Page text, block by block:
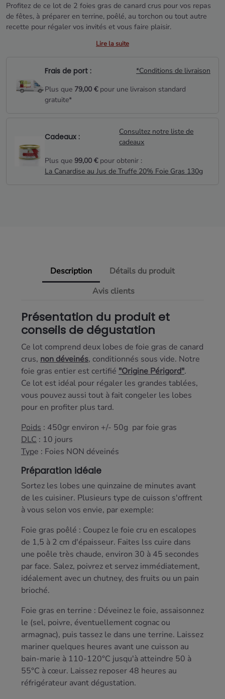
Profitez de ce lot de 2 foies gras de canard crus pour vos repas
de fêtes, à préparer en terrine, poêlé, au torchon ou tout autre
recette pour régaler vos invités et vous faire plaisir.
Lire la suite
Frais de port :
*Conditions de livraison
Plus que 79,00 €pour une livraison standard
gratuite*
Cadeaux :
Consultez notre liste de
cadeaux
Plus que 99,00 €pour obtenir :
La Canardise au Jus de Truffe 20% Foie Gras 130g
Description
Détails du produit
Avis clients
Présentation du produit et
conseils de dégustation
Ce lot comprend deux lobes de foie gras de canard
crus, non déveinés, conditionnés sous vide. Notre
foie gras entier est certifié "Origine Périgord".
Ce lot est idéal pour régaler les grandes tablées,
vous pouvez aussi tout à fait congeler les lobes
pour en profiter plus tard.
Poids : 450gr environ +/- 50g par foie gras
DLC : 10 jours
Type : Foies NON déveinés
Préparation idéale
Sortez les lobes une quinzaine de minutes avant
de les cuisiner. Plusieurs type de cuisson s'offrent
à vous selon vos envie, par exemple:
Foie gras poêlé : Coupez le foie cru en escalopes
de 1,5 à 2 cm d'épaisseur. Faites lss cuire dans
une poêle très chaude, environ 30 à 45 secondes
par face. Salez, poivrez et servez immédiatement,
idéalement avec un chutney, des fruits ou un pain
brioché.
Foie gras en terrine : Déveinez le foie, assaisonnez
le (sel, poivre, éventuellement cognac ou
armagnac), puis tassez le dans une terrine. Laissez
mariner quelques heures avant une cuisson au
bain-marie à 110-120°C jusqu'à atteindre 50 à
55°C à cœur. Laissez reposer 48 heures au
réfrigérateur avant dégustation.